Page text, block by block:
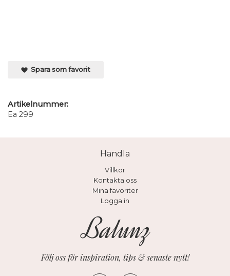
Spara som favorit
Artikelnummer:
Ea 299
Handla
Villkor
Kontakta oss
Mina favoriter
Logga in
Följ oss för inspiration, tips & senaste nytt!